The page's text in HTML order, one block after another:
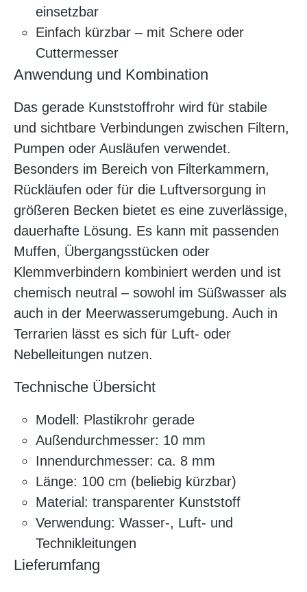
einsetzbar
Einfach kürzbar – mit Schere oder
Cuttermesser
Anwendung und Kombination
Das gerade Kunststoffrohr wird für stabile
und sichtbare Verbindungen zwischen Filtern,
Pumpen oder Ausläufen verwendet.
Besonders im Bereich von Filterkammern,
Rückläufen oder für die Luftversorgung in
größeren Becken bietet es eine zuverlässige,
dauerhafte Lösung. Es kann mit passenden
Muffen, Übergangsstücken oder
Klemmverbindern kombiniert werden und ist
chemisch neutral – sowohl im Süßwasser als
auch in der Meerwasserumgebung. Auch in
Terrarien lässt es sich für Luft- oder
Nebelleitungen nutzen.
Technische Übersicht
Modell: Plastikrohr gerade
Außendurchmesser: 10 mm
Innendurchmesser: ca. 8 mm
Länge: 100 cm (beliebig kürzbar)
Material: transparenter Kunststoff
Verwendung: Wasser-, Luft- und
Technikleitungen
Lieferumfang